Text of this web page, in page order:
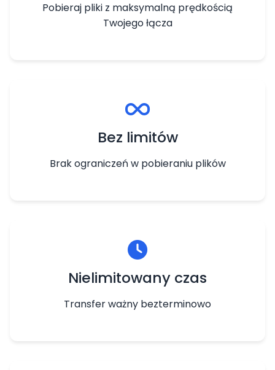
Pobieraj pliki z maksymalną prędkością
Twojego łącza
Bez limitów
Brak ograniczeń w pobieraniu plików
Nielimitowany czas
Transfer ważny bezterminowo